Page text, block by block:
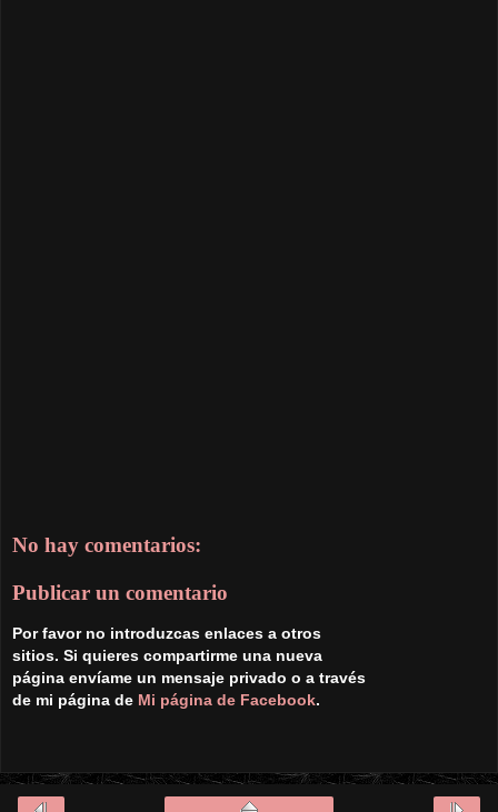
No hay comentarios:
Publicar un comentario
Por favor no introduzcas enlaces a otros
sitios. Si quieres compartirme una nueva
página envíame un mensaje privado o a través
de mi página de Mi página de Facebook.